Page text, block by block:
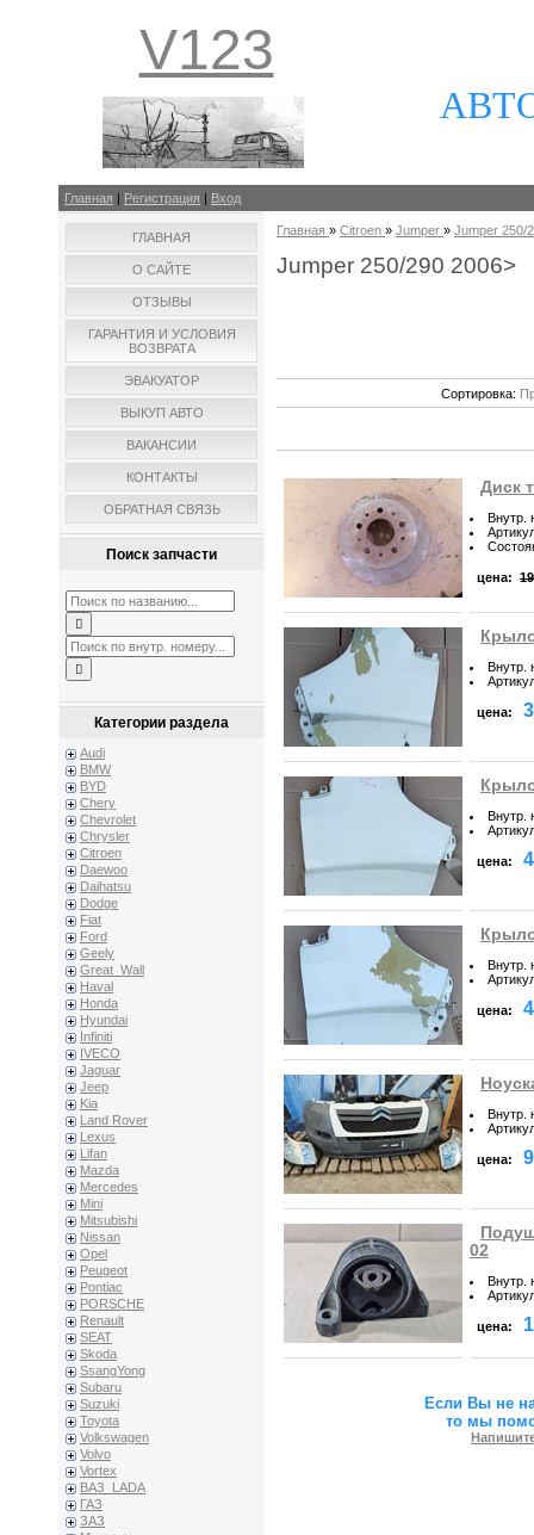
V123
Главная | Регистрация | Вход
ГЛАВНАЯ
О САЙТЕ
ОТЗЫВЫ
ГАРАНТИЯ И УСЛОВИЯ
ВОЗВРАТА
ЭВАКУАТОР
ВЫКУП АВТО
ВАКАНСИИ
КОНТАКТЫ
ОБРАТНАЯ СВЯЗЬ
Поиск запчасти
Категории раздела
Audi
BMW
BYD
Chery
Chevrolet
Chrysler
Citroen
Daewoo
Daihatsu
Dodge
Fiat
Ford
Geely
Great_Wall
Haval
Honda
Hyundai
Infiniti
IVECO
Jaguar
Jeep
Kia
Land Rover
Lexus
Lifan
Mazda
Mercedes
Mini
Mitsubishi
Nissan
Opel
Peugeot
Pontiac
PORSCHE
Renault
SEAT
Skoda
SsangYong
Subaru
Suzuki
Toyota
Volkswagen
Volvo
Vortex
ВАЗ_LADA
ГАЗ
ЗАЗ
Главная » Citroen » Jumper » Jumper 250/
Jumper 250/290 2006>
Сортировка:
Диск
Внутр.
цена:
Внутр.
цена:
Внутр.
цена:
Внутр.
цена:
Внутр.
цена:
02
Внутр.
цена:
Если Вы не
то мы